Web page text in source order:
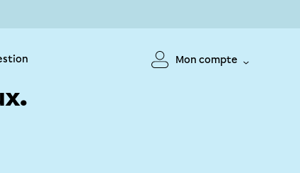
Mon compte